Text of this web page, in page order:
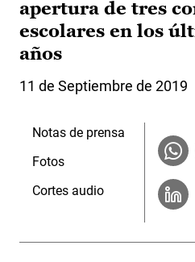
apertura de tres
escolares en los
años
11 de Septiembre de 2019
Notas de prensa
Fotos
Cortes audio